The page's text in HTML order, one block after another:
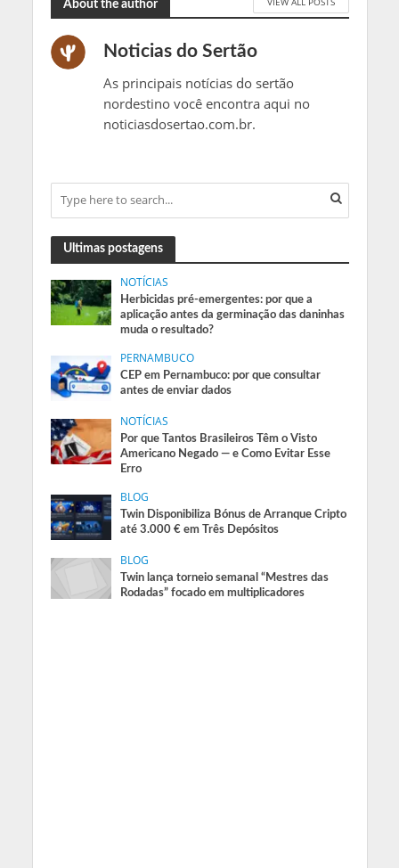
About the author
Noticias do Sertão
As principais notícias do sertão
nordestino você encontra aqui no
noticiasdosertao.com.br.
Ultimas postagens
NOTÍCIAS
Herbicidas pré-emergentes: por que a
aplicação antes da germinação das daninhas
muda o resultado?
PERNAMBUCO
CEP em Pernambuco: por que consultar
antes de enviar dados
NOTÍCIAS
Por que Tantos Brasileiros Têm o Visto
Americano Negado — e Como Evitar Esse
Erro
BLOG
Twin Disponibiliza Bónus de Arranque Cripto
até 3.000 € em Três Depósitos
BLOG
Twin lança torneio semanal “Mestres das
Rodadas” focado em multiplicadores